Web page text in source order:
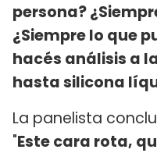
persona?
¿Siempre lo que
hacés análisis a
hasta silicona
La panelista
"Este cara rota,